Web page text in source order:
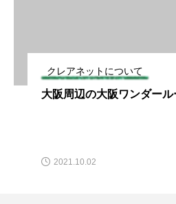
クレアネットについて
大桑教育文化振興財団さん
2023.12.28